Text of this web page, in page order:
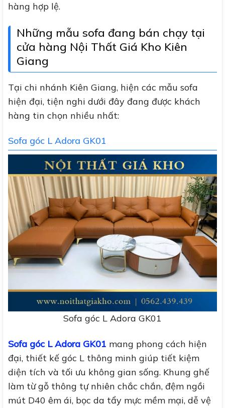
hàng hợp lệ.
Những mẫu sofa đang bán chạy tại
cửa hàng Nội Thất Giá Kho Kiên
Giang
Tại chi nhánh Kiên Giang, hiện các mẫu sofa
hiện đại, tiện nghi dưới đây đang được khách
hàng tin chọn nhiều nhất:
Sofa góc L Adora GK01
Sofa góc L Adora GK01
Sofa góc L Adora GK01 mang phong cách hiện
đại, thiết kế góc L thông minh giúp tiết kiệm
diện tích và tối ưu không gian sống. Khung ghế
làm từ gỗ thông tự nhiên chắc chắn, đệm ngồi
mút D40 êm ái, bọc da tẩy mực mềm mại, dễ vệ